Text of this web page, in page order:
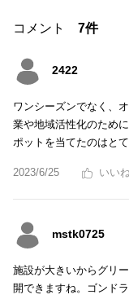
コメント 7件
2422
ワンシーズンでなく、
業や地域活性化のため
ポットを当てたのはと
2023/6/25
mstk0725
施設が大きいからグリ
開できますね。ゴンド